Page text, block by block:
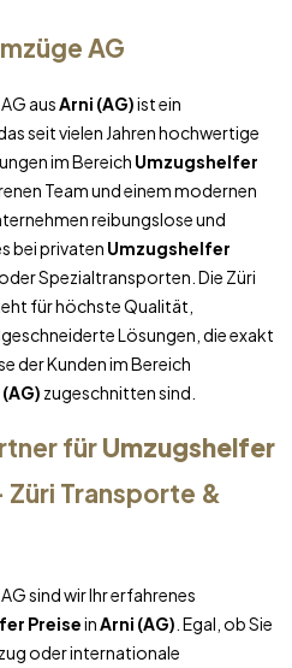
AG
ausArni (AG)ist ein
seit vielen Jahren hochwertige
im Bereich Umzugshelfer
Team und einem modernen
reibungslose und
bei privaten Umzugshelfer
Spezialtransporten. Die Züri
für höchste Qualität,
Lösungen, die exakt
der Kunden im Bereich
zugeschnitten sind.
fürUmzugshelfer
Züri Transporte &
sind wir Ihr erfahrenes
PreiseinArni (AG) . Egal, ob Sie
oder internationale